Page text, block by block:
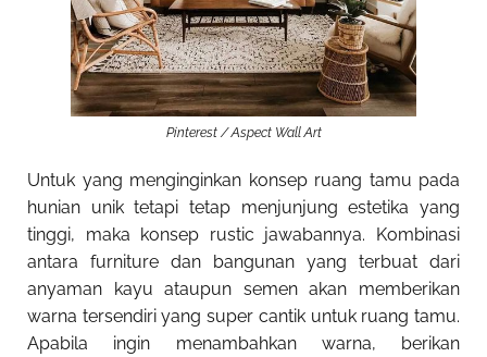
Pinterest / Aspect Wall Art
Untuk yang menginginkan konsep ruang tamu pada
hunian unik tetapi tetap menjunjung estetika yang
tinggi, maka konsep rustic jawabannya. Kombinasi
antara furniture dan bangunan yang terbuat dari
anyaman kayu ataupun semen akan memberikan
warna tersendiri yang super cantik untuk ruang tamu.
Apabila ingin menambahkan warna, berikan